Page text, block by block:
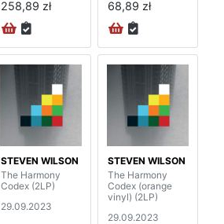
258,89 zł 68,89 zł
STEVEN WILSON
The Harmony
Codex (2LP)
29.09.2023
STEVEN WILSON
The Harmony
Codex (orange
vinyl) (2LP)
29.09.2023